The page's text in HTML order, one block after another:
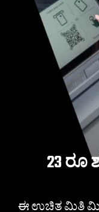
ಈ ಉಚಿತ ಮಿತಿ
23 ರೂ